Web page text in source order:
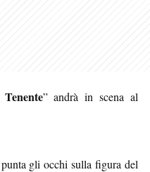
” andrà in scena al
gli occhi sulla figura del